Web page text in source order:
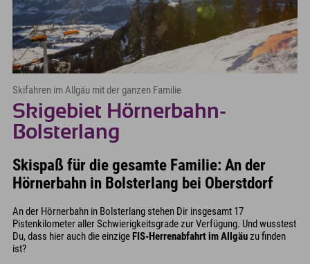
Skifahren im Allgäu mit der ganzen Familie
Skigebiet Hörnerbahn-
Bolsterlang
Skispaß für die gesamte Familie: An der
Hörnerbahn in Bolsterlang bei Oberstdorf
An der Hörnerbahn in Bolsterlang stehen Dir insgesamt 17
Pistenkilometer aller Schwierigkeitsgrade zur Verfügung. Und wusstest
Du, dass hier auch die einzigeFIS-Herrenabfahrt im Allgäuzu finden
ist?